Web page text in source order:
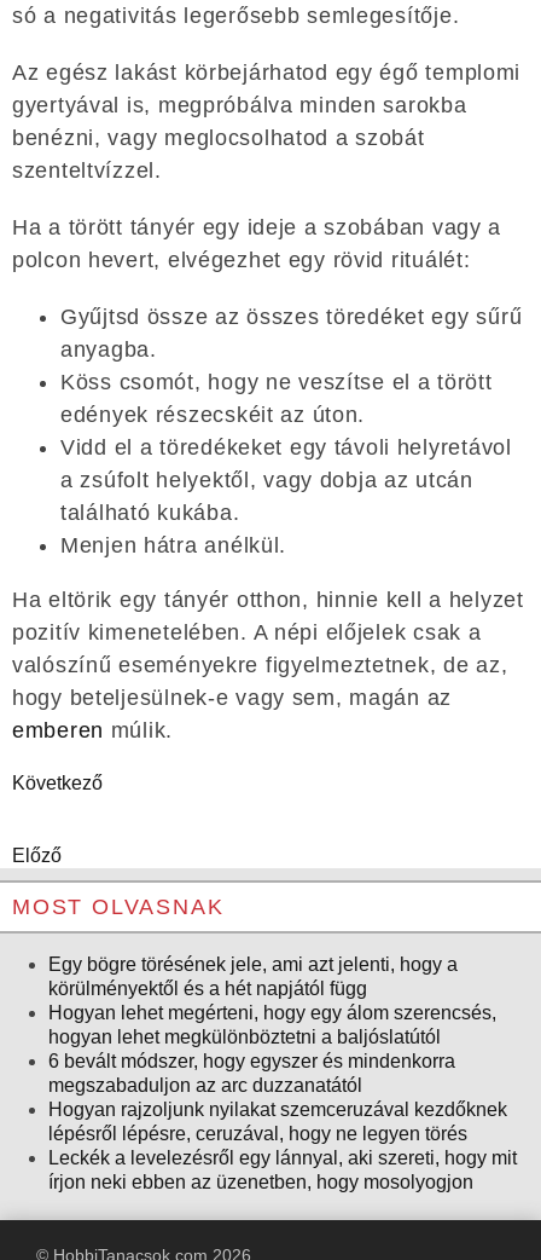
só a negativitás legerősebb semlegesítője.
Az egész lakást körbejárhatod egy égő templomi
gyertyával is, megpróbálva minden sarokba
benézni, vagy meglocsolhatod a szobát
szenteltvízzel.
Ha a törött tányér egy ideje a szobában vagy a
polcon hevert, elvégezhet egy rövid rituálét:
Gyűjtsd össze az összes töredéket egy sűrű
anyagba.
Köss csomót, hogy ne veszítse el a törött
edények részecskéit az úton.
Vidd el a töredékeket egy távoli helyretávol
a zsúfolt helyektől, vagy dobja az utcán
található kukába.
Menjen hátra anélkül.
Ha eltörik egy tányér otthon, hinnie kell a helyzet
pozitív kimenetelében. A népi előjelek csak a
valószínű eseményekre figyelmeztetnek, de az,
hogy beteljesülnek-e vagy sem, magán az
emberen múlik.
Következő
Előző
MOST OLVASNAK
Egy bögre törésének jele, ami azt jelenti, hogy a
körülményektől és a hét napjától függ
Hogyan lehet megérteni, hogy egy álom szerencsés,
hogyan lehet megkülönböztetni a baljóslatútól
6 bevált módszer, hogy egyszer és mindenkorra
megszabaduljon az arc duzzanatától
Hogyan rajzoljunk nyilakat szemceruzával kezdőknek
lépésről lépésre, ceruzával, hogy ne legyen törés
Leckék a levelezésről egy lánnyal, aki szereti, hogy mit
írjon neki ebben az üzenetben, hogy mosolyogjon
© HobbiTanacsok.com 2026.